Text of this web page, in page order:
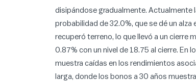
disipándose gradualmente. Actualmente
probabilidad de 32.0%, que se dé un
recuperó terreno, lo que llevó a un cierre
0.87% con un nivel de 18.75 al cierre. En
muestra caídas en los rendimientos
larga, donde los bonos a 30 años